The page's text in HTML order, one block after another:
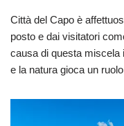
Città del Capo è
posto e dai visitatori
causa di questa miscela
e la natura gioca un